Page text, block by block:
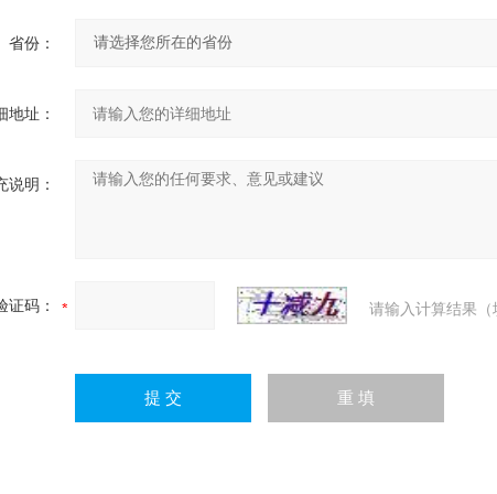
省份：
地址：
说明：
证码： 请输入计算结果